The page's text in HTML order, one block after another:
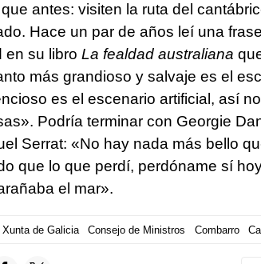
antes: visiten la ruta del
Hace un par de años leí una
en su libro La fealdad australiana
más grandioso y salvaje es el
es el escenario artificial, así
Podría terminar con Georgie
Serrat: «No hay nada más bello
que lo que perdí, perdóname sí
el mar».
Xunta de Galicia Consejo de Ministros Combarro